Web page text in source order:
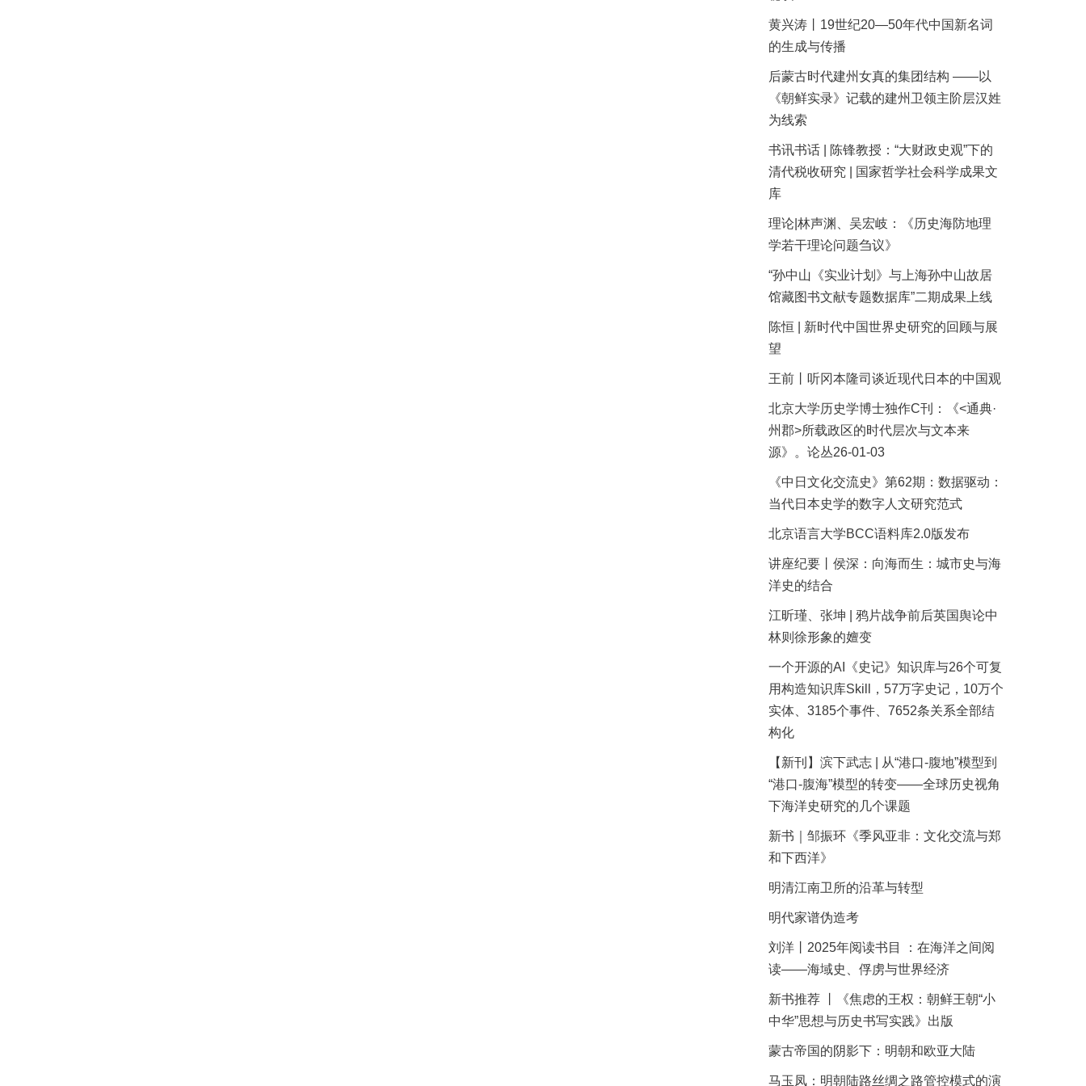
黄兴涛丨19世纪20—50年代中国新名词
的生成与传播
后蒙古时代建州女真的集团结构 ——以
《朝鲜实录》记载的建州卫领主阶层汉姓
为线索
书讯书话 | 陈锋教授：“大财政史观”下的
清代税收研究 | 国家哲学社会科学成果文
库
理论|林声渊、吴宏岐：《历史海防地理
学若干理论问题刍议》
“孙中山《实业计划》与上海孙中山故居
馆藏图书文献专题数据库”二期成果上线
陈恒 | 新时代中国世界史研究的回顾与展
望
王前丨听冈本隆司谈近现代日本的中国观
北京大学历史学博士独作C刊：《<通典·
州郡>所载政区的时代层次与文本来
源》。论丛26-01-03
《中日文化交流史》第62期：数据驱动：
当代日本史学的数字人文研究范式
北京语言大学BCC语料库2.0版发布
讲座纪要丨侯深：向海而生：城市史与海
洋史的结合
江昕瑾、张坤 | 鸦片战争前后英国舆论中
林则徐形象的嬗变
一个开源的AI《史记》知识库与26个可复
用构造知识库Skill，57万字史记，10万个
实体、3185个事件、7652条关系全部结
构化
【新刊】滨下武志 | 从“港口-腹地”模型到
“港口-腹海”模型的转变——全球历史视角
下海洋史研究的几个课题
新书｜邹振环《季风亚非：文化交流与郑
和下西洋》
明清江南卫所的沿革与转型
明代家谱伪造考
刘洋丨2025年阅读书目 ：在海洋之间阅
读——海域史、俘虏与世界经济
新书推荐 丨《焦虑的王权：朝鲜王朝“小
中华”思想与历史书写实践》出版
蒙古帝国的阴影下：明朝和欧亚大陆
马玉凤：明朝陆路丝绸之路管控模式的演